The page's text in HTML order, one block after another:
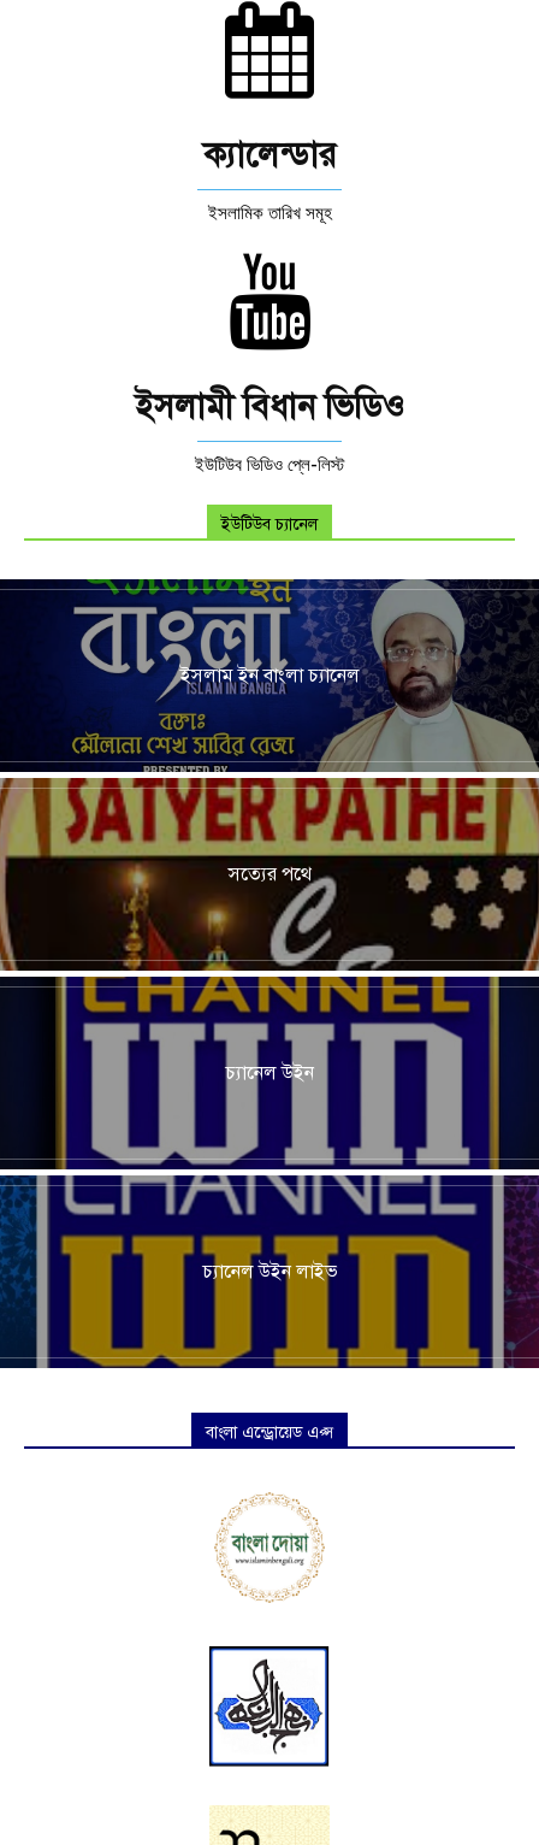
ক্যালেন্ডার
ইসলামিক তারিখ সমূহ
ইসলামী বিধান ভিডিও
ইউটিউব ভিডিও প্লে-লিস্ট
ইউটিউব চ্যানেল
ইসলাম ইন বাংলা চ্যানেল
সত্যের পথে
চ্যানেল উইন
চ্যানেল উইন লাইভ
বাংলা এন্ড্রোয়েড এপ্স